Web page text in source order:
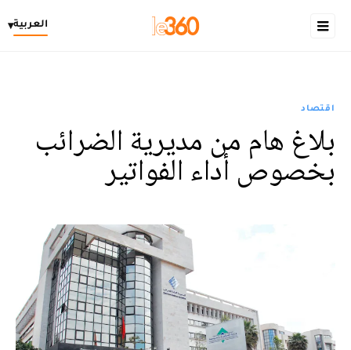
العربية▾
اقتصاد
بلاغ هام من مديرية الضرائب
بخصوص أداء الفواتير